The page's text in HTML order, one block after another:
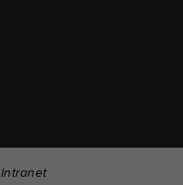
Intranet